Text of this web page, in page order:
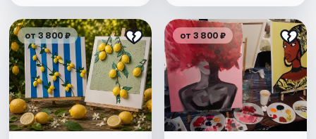
от 3 800 ₽ от 3 800 ₽